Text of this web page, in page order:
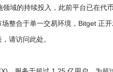
域的持续投入，此前平台已在
整合于单一交易环境，Bitget 正
请访问此处。